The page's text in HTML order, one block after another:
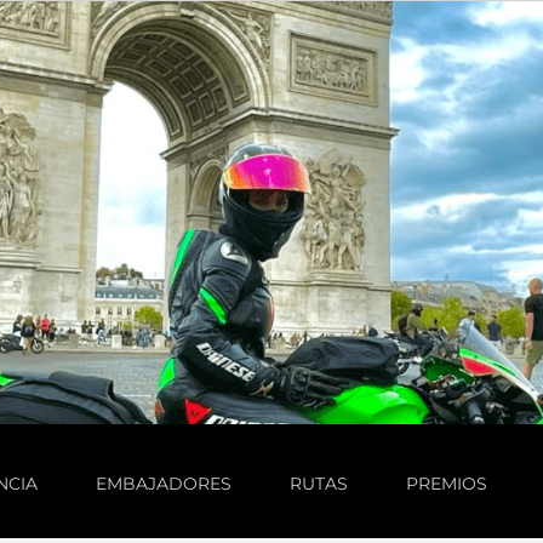
EMBAJADORES RUTAS PREMIOS